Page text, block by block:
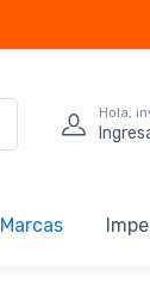
Hola,
Marcas